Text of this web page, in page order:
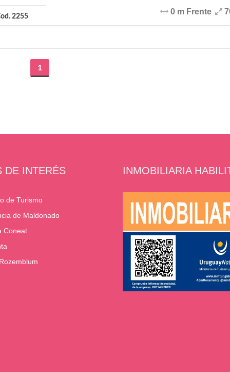
2255
0 m Frente
1
DE INTERÉS
de Turismo
de Maldonado
Coneat
INMOBILIARIA